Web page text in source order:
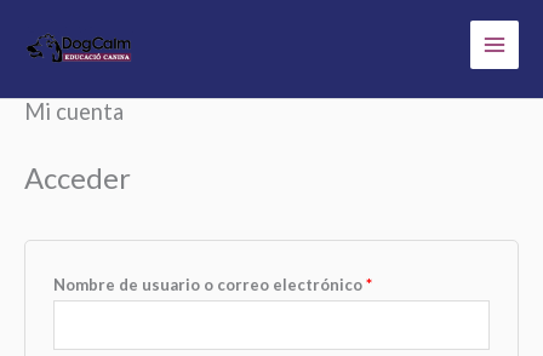
Mi cuenta
Acceder
Nombre de usuario o correo electrónico*